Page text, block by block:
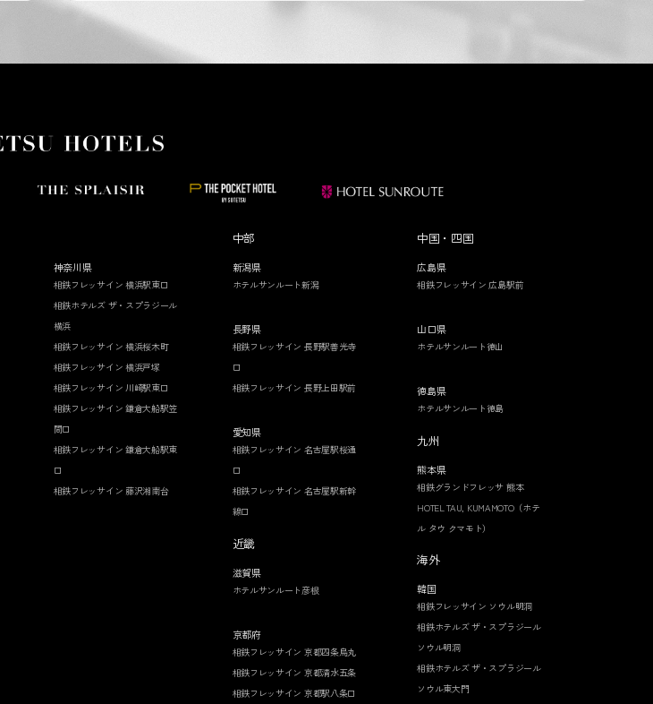
神奈川県
相鉄フレッサイン 横浜駅東口
相鉄ホテルズ ザ・スプラジール
横浜
相鉄フレッサイン 横浜桜木町
相鉄フレッサイン 横浜戸塚
相鉄フレッサイン 川崎駅東口
相鉄フレッサイン 鎌倉大船駅笠
間口
相鉄フレッサイン 鎌倉大船駅東
口
相鉄フレッサイン 藤沢湘南台
中部
新潟県
ホテルサンルート新潟
長野県
相鉄フレッサイン 長野駅善光寺
口
相鉄フレッサイン 長野上田駅前
愛知県
相鉄フレッサイン 名古屋駅桜通
口
相鉄フレッサイン 名古屋駅新幹
線口
近畿
滋賀県
ホテルサンルート彦根
京都府
相鉄フレッサイン 京都四条烏丸
相鉄フレッサイン 京都清水五条
相鉄フレッサイン 京都駅八条口
中国・四国
広島県
相鉄フレッサイン 広島駅前
山口県
ホテルサンルート徳山
徳島県
ホテルサンルート徳島
九州
熊本県
相鉄グランドフレッサ 熊本
HOTEL TAU, KUMAMOTO（ホテ
ル タウ クマモト）
海外
韓国
相鉄フレッサイン ソウル明洞
相鉄ホテルズ ザ・スプラジール
ソウル明洞
相鉄ホテルズ ザ・スプラジール
ソウル東大門